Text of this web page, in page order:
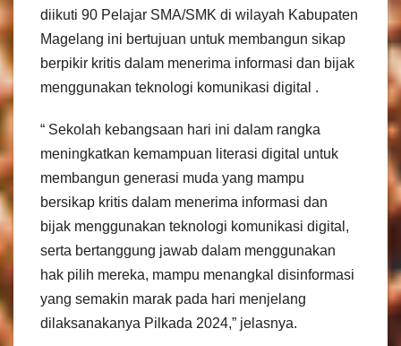
diikuti 90 Pelajar SMA/SMK di wilayah Kabupaten
Magelang ini bertujuan untuk membangun sikap
berpikir kritis dalam menerima informasi dan bijak
menggunakan teknologi komunikasi digital .
“ Sekolah kebangsaan hari ini dalam rangka
meningkatkan kemampuan literasi digital untuk
membangun generasi muda yang mampu
bersikap kritis dalam menerima informasi dan
bijak menggunakan teknologi komunikasi digital,
serta bertanggung jawab dalam menggunakan
hak pilih mereka, mampu menangkal disinformasi
yang semakin marak pada hari menjelang
dilaksanakanya Pilkada 2024,” jelasnya.